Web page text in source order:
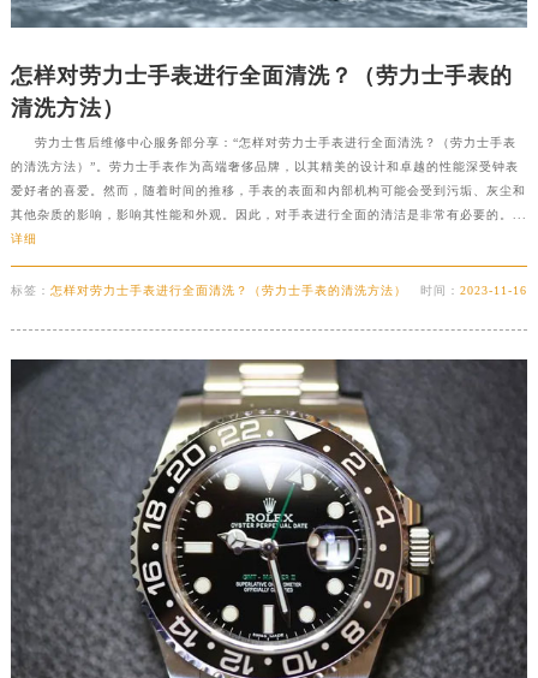
怎样对劳力士手表进行全面清洗？（劳力士手表的
清洗方法）
劳力士售后维修中心服务部分享：“怎样对劳力士手表进行全面清洗？（劳力士手表
的清洗方法）”。劳力士手表作为高端奢侈品牌，以其精美的设计和卓越的性能深受钟表
爱好者的喜爱。然而，随着时间的推移，手表的表面和内部机构可能会受到污垢、灰尘和
其他杂质的影响，影响其性能和外观。因此，对手表进行全面的清洁是非常有必要的。...
详细
标签： 怎样对劳力士手表进行全面清洗？（劳力士手表的清洗方法） 时间：2023-11-16